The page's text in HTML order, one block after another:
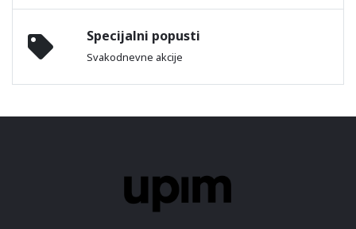
Specijalni popusti
Svakodnevne akcije